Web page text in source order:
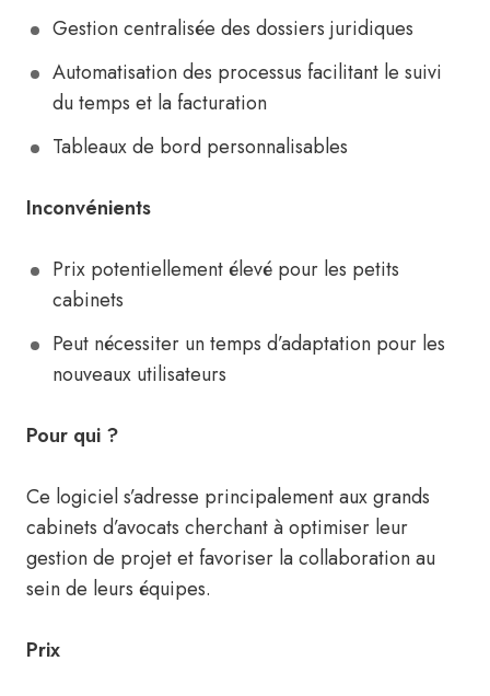
Gestion centralisée des dossiers juridiques
Automatisation des processus facilitant le suivi
du temps et la facturation
Tableaux de bord personnalisables
Inconvénients
Prix potentiellement élevé pour les petits
cabinets
Peut nécessiter un temps d’adaptation pour les
nouveaux utilisateurs
Pour qui ?
Ce logiciel s’adresse principalement aux grands
cabinets d’avocats cherchant à optimiser leur
gestion de projet et favoriser la collaboration au
sein de leurs équipes.
Prix